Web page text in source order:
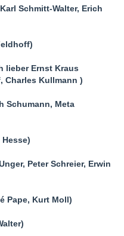
Schmitt-Walter, Erich
lieber Ernst Kraus
Charles Kullmann )
Schumann, Meta
Peter Schreier, Erwin
Pape, Kurt Moll)